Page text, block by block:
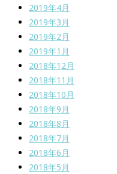
2019年4月
2019年3月
2019年2月
2019年1月
2018年12月
2018年11月
2018年10月
2018年9月
2018年8月
2018年7月
2018年6月
2018年5月